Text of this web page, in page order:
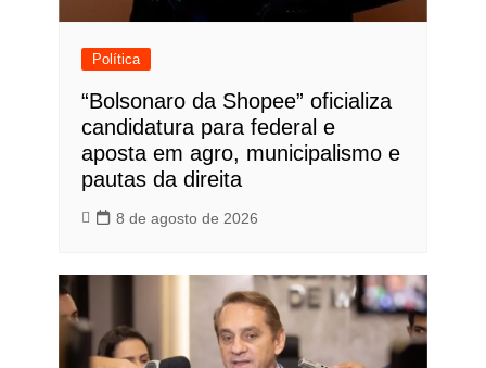
Política
“Bolsonaro da Shopee” oficializa
candidatura para federal e
aposta em agro, municipalismo e
pautas da direita
8 de agosto de 2026